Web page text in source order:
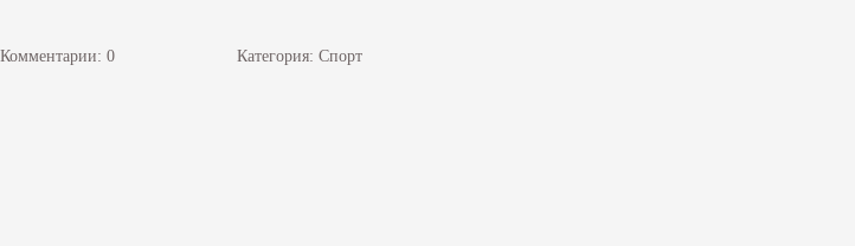
Комментарии: 0 Категория:Спорт